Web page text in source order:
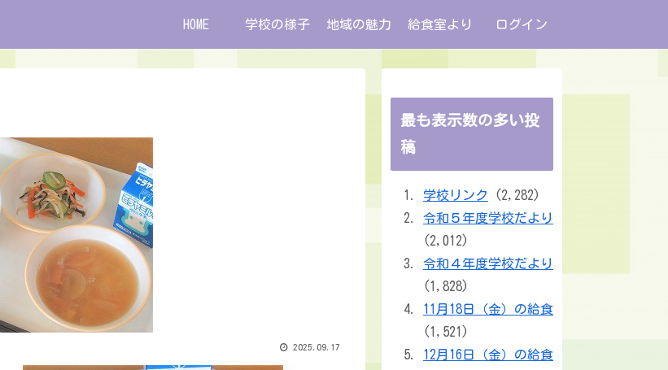
HOME 学校の様子 地域の魅力 給食室より ログイン
2025.09.17
最も表示数の多い投
稿
学校リンク
(2,282)
令和５年度学校だより
(2,012)
令和４年度学校だより
(1,828)
11月18日（金）の給食
(1,521)
12月16日（金）の給食